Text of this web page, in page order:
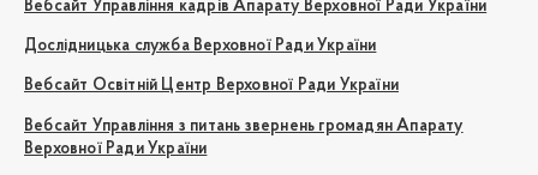
Вебсайт Управління кадрів Апарату Верховної Ради України
Дослідницька служба Верховної Ради України
Вебсайт Освітній Центр Верховної Ради України
Вебсайт Управління з питань звернень громадян Апарату
Верховної Ради України